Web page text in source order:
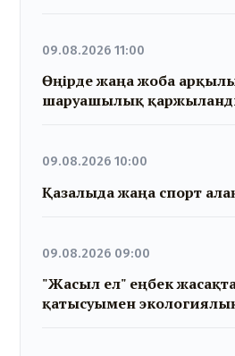
09.08.2026 11:00
Өңірде жаңа жоба
шаруашылық
09.08.2026 10:00
Қазалыда жаңа спорт
09.08.2026 09:00
"Жасыл ел" еңбек
қатысуымен экологиялық